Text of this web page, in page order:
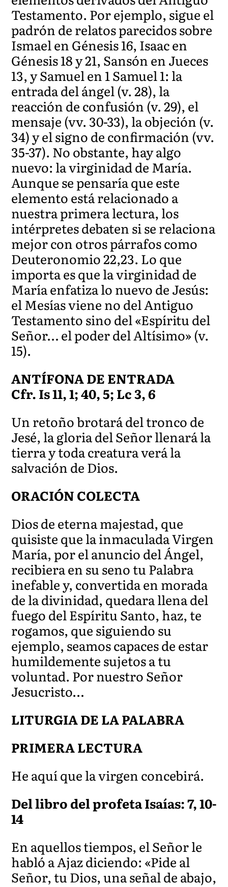
Testamento. Por ejemplo, sigue el
padrón de relatos parecidos sobre
Ismael en Génesis 16, Isaac en
Génesis 18 y 21, Sansón en Jueces
13, y Samuel en 1 Samuel 1: la
entrada del ángel (v. 28), la
reacción de confusión (v. 29), el
mensaje (vv. 30-33), la objeción (v.
34) y el signo de confirmación (vv.
35-37). No obstante, hay algo
nuevo: la virginidad de María.
Aunque se pensaría que este
elemento está relacionado a
nuestra primera lectura, los
intérpretes debaten si se relaciona
mejor con otros párrafos como
Deuteronomio 22,23. Lo que
importa es que la virginidad de
María enfatiza lo nuevo de Jesús:
el Mesías viene no del Antiguo
Testamento sino del «Espíritu del
Señor… el poder del Altísimo» (v.
15).
ANTÍFONA DE ENTRADA
Cfr. Is 11, 1; 40, 5; Lc 3, 6
Un retoño brotará del tronco de
Jesé, la gloria del Señor llenará la
tierra y toda creatura verá la
salvación de Dios.
ORACIÓN COLECTA
Dios de eterna majestad, que
quisiste que la inmaculada Virgen
María, por el anuncio del Ángel,
recibiera en su seno tu Palabra
inefable y, convertida en morada
de la divinidad, quedara llena del
fuego del Espíritu Santo, haz, te
rogamos, que siguiendo su
ejemplo, seamos capaces de estar
humildemente sujetos a tu
voluntad. Por nuestro Señor
Jesucristo…
LITURGIA DE LA PALABRA
PRIMERA LECTURA
He aquí que la virgen concebirá.
Del libro del profeta Isaías: 7, 10-
14
En aquellos tiempos, el Señor le
habló a Ajaz diciendo: «Pide al
Señor, tu Dios, una señal de abajo,